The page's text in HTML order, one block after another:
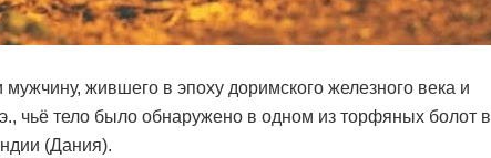
жившего в эпоху доримского железного века и
чьё тело было обнаружено в одном из торфяных болот в
(Дания).